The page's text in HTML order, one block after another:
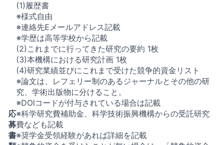
応
募
書
(1)履歴書
※様式自由
※連絡先Eメールアドレス記載
※学歴は高等学校から記載
(2)これまでに行ってきた研究の要約 1枚
(3)本機構における研究計画 1枚
(4)研究業績並びにこれまで受けた競争的資金リスト
※論文は、レフェリー制のあるジャーナルとその他の研
究、学術出版物に分けること。
※DOIコードが付与されている場合は記載
※科学研究費補助金、科学技術振興機構からの受託研究
費なども記載
※奨学金受領経験があれば詳細を記載